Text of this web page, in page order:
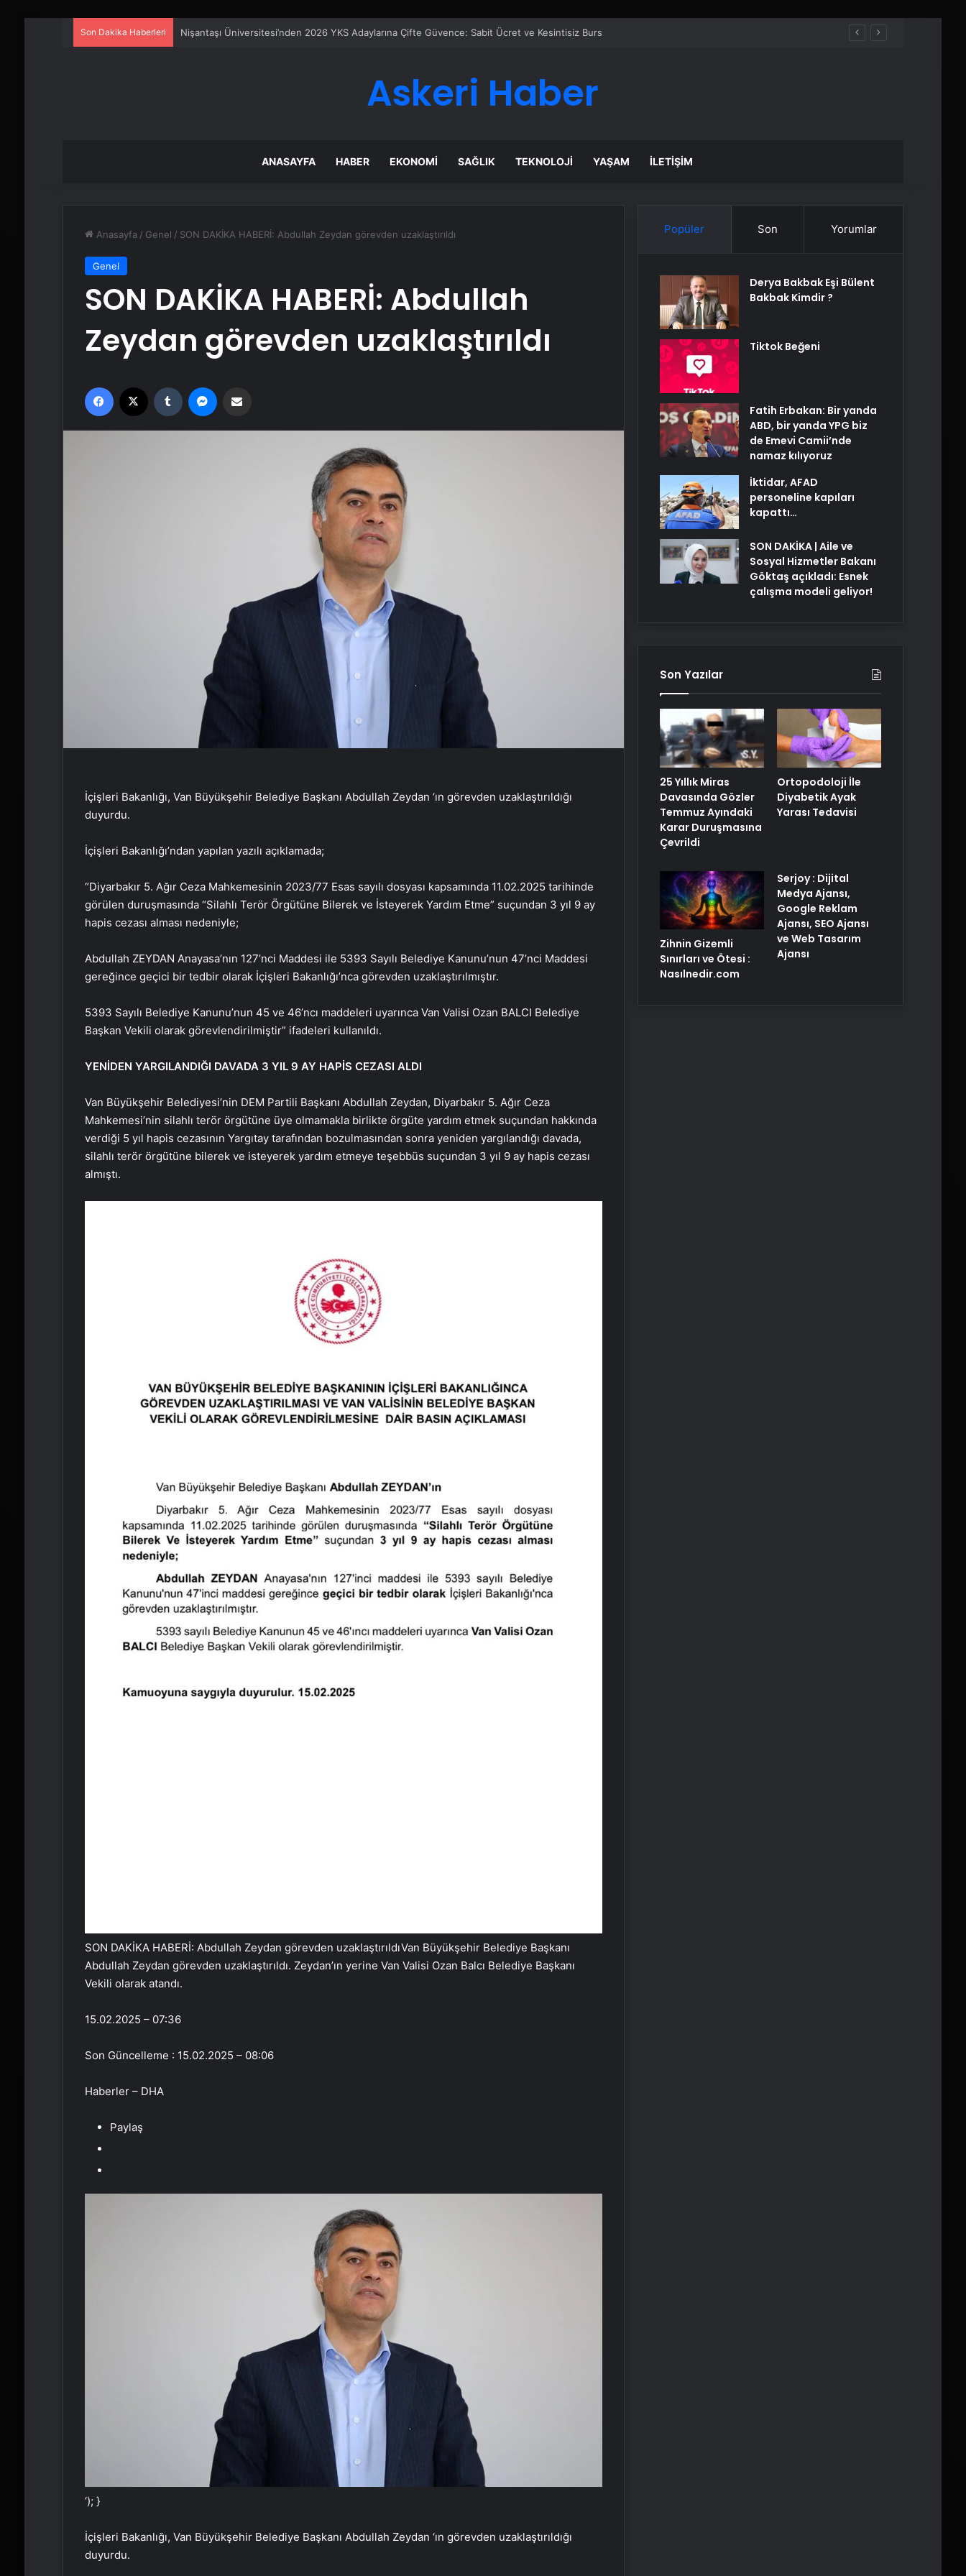
Son Dakika Haberleri 25 Yıllık Miras Davasında Gözler Temmuz Ayındaki Karar Duruşmasına Çevrildi
Askeri Haber
ANASAYFA HABER EKONOMI SAĞLIK TEKNOLOJI YAŞAM İLETIŞIM
Anasayfa / Genel / SON DAKİKA HABERİ: Abdullah Zeydan görevden uzaklaştırıldı
Genel
SON DAKİKA HABERİ: Abdullah
Zeydan görevden uzaklaştırıldı
Facebook Tumblr
İçişleri Bakanlığı, Van Büyükşehir Belediye Başkanı Abdullah Zeydan ‘ın görevden uzaklaştırıldığı
duyurdu.
İçişleri Bakanlığı’ndan yapılan yazılı açıklamada;
“Diyarbakır 5. Ağır Ceza Mahkemesinin 2023/77 Esas sayılı dosyası kapsamında 11.02.2025 tarihinde
görülen duruşmasında “Silahlı Terör Örgütüne Bilerek ve İsteyerek Yardım Etme” suçundan 3 yıl 9 ay
hapis cezası alması nedeniyle;
Abdullah ZEYDAN Anayasa’nın 127’nci Maddesi ile 5393 Sayılı Belediye Kanunu’nun 47’nci Maddesi
gereğince geçici bir tedbir olarak İçişleri Bakanlığı’nca görevden uzaklaştırılmıştır.
5393 Sayılı Belediye Kanunu’nun 45 ve 46’ncı maddeleri uyarınca Van Valisi Ozan BALCI Belediye
Başkan Vekili olarak görevlendirilmiştir” ifadeleri kullanıldı.
YENİDEN YARGILANDIĞI DAVADA 3 YIL 9 AY HAPİS CEZASI ALDI
Van Büyükşehir Belediyesi’nin DEM Partili Başkanı Abdullah Zeydan, Diyarbakır 5. Ağır Ceza
Mahkemesi’nin silahlı terör örgütüne üye olmamakla birlikte örgüte yardım etmek suçundan hakkında
verdiği 5 yıl hapis cezasının Yargıtay tarafından bozulmasından sonra yeniden yargılandığı davada,
silahlı terör örgütüne bilerek ve isteyerek yardım etmeye teşebbüs suçundan 3 yıl 9 ay hapis cezası
almıştı.
SON DAKİKA HABERİ: Abdullah Zeydan görevden uzaklaştırıldıVan Büyükşehir Belediye Başkanı
Abdullah Zeydan görevden uzaklaştırıldı. Zeydan’ın yerine Van Valisi Ozan Balcı Belediye Başkanı
Vekili olarak atandı.
15.02.2025 – 07:36
Son Güncelleme : 15.02.2025 – 08:06
Haberler – DHA
Paylaş
‘); }
İçişleri Bakanlığı, Van Büyükşehir Belediye Başkanı Abdullah Zeydan ‘ın görevden uzaklaştırıldığı
duyurdu.
Popüler Son Yorumlar
Derya Bakbak Eşi Bülent
Bakbak Kimdir ?
Tiktok Beğeni
Fatih Erbakan: Bir yanda
ABD, bir yanda YPG biz
de Emevi Camii’nde
namaz kılıyoruz
İktidar, AFAD
personeline kapıları
kapattı…
SON DAKİKA | Aile ve
Sosyal Hizmetler Bakanı
Göktaş açıkladı: Esnek
çalışma modeli geliyor!
Son Yazılar
25 Yıllık Miras
Davasında Gözler
Temmuz Ayındaki
Karar Duruşmasına
Çevrildi
Ortopodoloji İle
Diyabetik Ayak
Yarası Tedavisi
Zihnin Gizemli
Sınırları ve Ötesi :
Nasılnedir.com
Serjoy : Dijital
Medya Ajansı,
Google Reklam
Ajansı, SEO Ajansı
ve Web Tasarım
Ajansı